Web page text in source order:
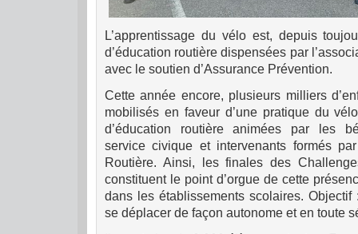
L’apprentissage du vélo est, depuis
d’éducation routière dispensées par
avec le soutien d’Assurance Prévention.
Cette année encore, plusieurs milliers
mobilisés en faveur d’une pratique du
d’éducation routière animées par les
service civique et intervenants formés
Routière. Ainsi, les finales des
constituent le point d’orgue de cette
dans les établissements scolaires.
se déplacer de façon autonome et en toute